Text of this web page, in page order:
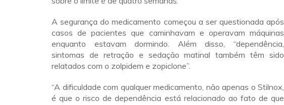
A segurança do medicamento começou a ser questionada após
casos de pacientes que caminhavam e operavam máquinas
enquanto estavam dormindo. Além disso, “dependência,
sintomas de retração e sedação matinal também têm sido
relatados com o zolpidem e zopiclone”.
“A dificuldade com qualquer medicamento, não apenas o Stilnox,
é que o risco de dependência está relacionado ao fato de que